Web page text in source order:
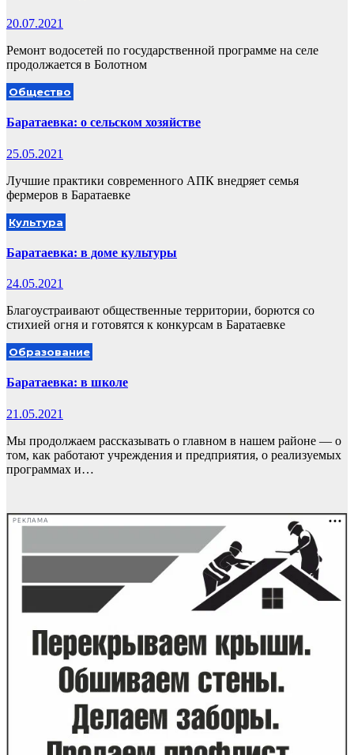
20.07.2021
Ремонт водосетей по государственной программе на селе
продолжается в Болотном
Общество
Баратаевка: о сельском хозяйстве
25.05.2021
Лучшие практики современного АПК внедряет семья
фермеров в Баратаевке
Культура
Баратаевка: в доме культуры
24.05.2021
Благоустраивают общественные территории, борются со
стихией огня и готовятся к конкурсам в Баратаевке
Образование
Баратаевка: в школе
21.05.2021
Мы продолжаем рассказывать о главном в нашем районе — о
том, как работают учреждения и предприятия, о реализуемых
программах и…
РЕКЛАМА